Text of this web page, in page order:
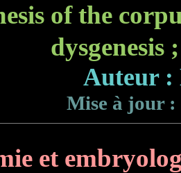
of the
dysgenesis
Auteur :
Mise à jour
et